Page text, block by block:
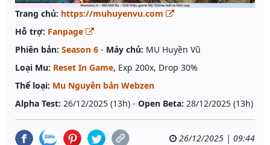
Trang chủ: https://muhuyenvu.com
Hỗ trợ: Fanpage
Phiên bản: Season 6 - Máy chủ: MU Huyền Vũ
Loại Mu: Reset In Game, Exp 200x, Drop 30%
Thể loại: Mu Nguyên bản Webzen
Alpha Test: 26/12/2025 (13h) - Open Beta: 28/12/2025 (13h)
26/12/2025 | 09:44